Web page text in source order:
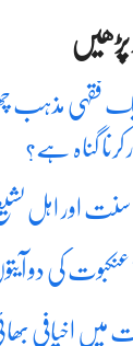
فقہی مذہب
کرنا گناہ ہے؟
اور اہل
کی دو
میں اخیافی